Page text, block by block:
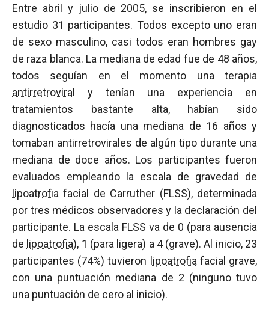
Entre abril y julio de 2005, se inscribieron en el
estudio 31 participantes. Todos excepto uno eran
de sexo masculino, casi todos eran hombres gay
de raza blanca. La mediana de edad fue de 48 años,
todos seguían en el momento una terapia
antirretroviral
y tenían una experiencia en
tratamientos bastante alta, habían sido
diagnosticados hacía una mediana de 16 años y
tomaban antirretrovirales de algún tipo durante una
mediana de doce años. Los participantes fueron
evaluados empleando la escala de gravedad de
lipoatrofia facial de Carruther (FLSS), determinada
por tres médicos observadores y la declaración del
participante. La escala FLSS va de 0 (para ausencia
de lipoatrofia), 1 (para ligera) a 4 (grave). Al inicio, 23
participantes (74%) tuvieron lipoatrofia facial grave,
con una puntuación mediana de 2 (ninguno tuvo
una puntuación de cero al inicio).